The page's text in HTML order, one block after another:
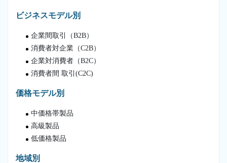
ビジネスモデル別
企業間取引（B2B）
消費者対企業（C2B）
企業対消費者（B2C）
消費者間 取引(C2C)
価格モデル別
中価格帯製品
高級製品
低価格製品
地域別